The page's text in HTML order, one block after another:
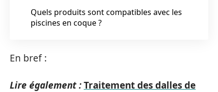
Quels produits sont compatibles avec les
piscines en coque ?
En bref :
Lire également :Traitement des dalles de